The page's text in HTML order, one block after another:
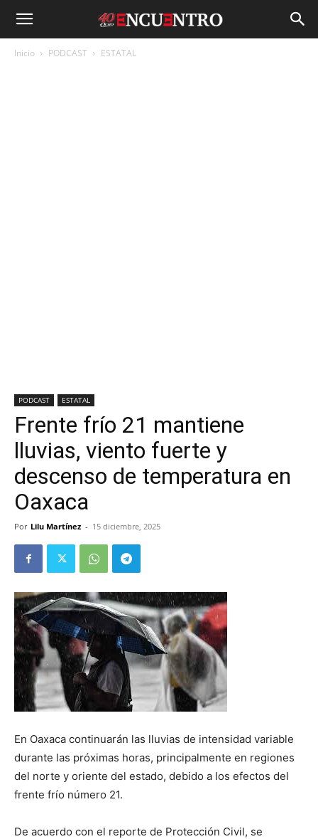
Inicio PODCAST ESTATAL
PODCAST ESTATAL
Frente frío 21 mantiene
lluvias, viento fuerte y
descenso de temperatura en
Oaxaca
Por Lilu Martínez - 15 diciembre, 2025
En Oaxaca continuarán las lluvias de intensidad variable
durante las próximas horas, principalmente en regiones
del norte y oriente del estado, debido a los efectos del
frente frío número 21.
De acuerdo con el reporte de Protección Civil, se